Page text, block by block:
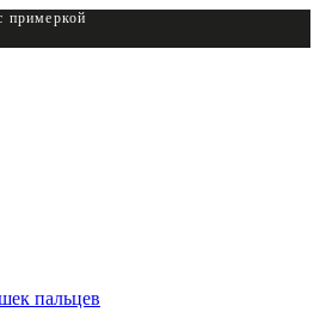
примеркой
пальцев